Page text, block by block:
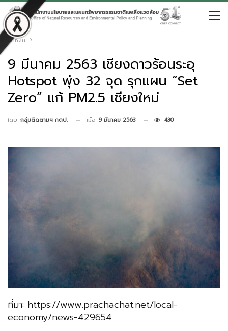
หน้าหลัก
9 มีนาคม 2563 เชียงดาวร้อนระอุ
Hotspot พุ่ง 32 จุด รุกแผน “Set
Zero” แก้ PM2.5 เชียงใหม่
โดย กลุ่มติดตามฯ กตป. เมื่อ 9 มีนาคม 2563 430
ที่มา: https://www.prachachat.net/local-
economy/news-429654